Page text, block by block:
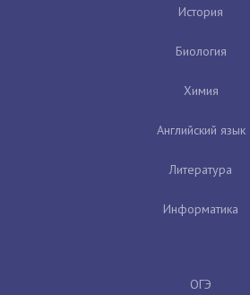
История
Биология
Химия
Английский язык
Литература
Информатика
ОГЭ